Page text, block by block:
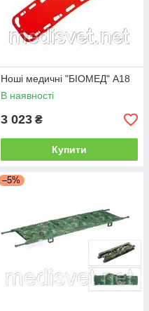
Ноші медичні "БІОМЕД" А18
В наявності
3 023 ₴
Купити
–5%